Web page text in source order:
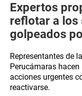
Expertos
reflotar a los
golpeados
Representantes de
Perucámaras
acciones urgentes
reactivarse.